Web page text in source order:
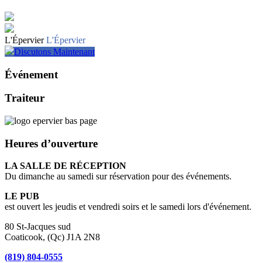
L'Épervier L'Épervier
Discutons Maintenant
Événement
Traiteur
Heures d’ouverture
LA SALLE DE RÉCEPTION
Du dimanche au samedi sur réservation pour des événements.
LE PUB
est ouvert les jeudis et vendredi soirs et le samedi lors d'événement.
80 St-Jacques sud
Coaticook, (Qc) J1A 2N8
(819) 804-0555